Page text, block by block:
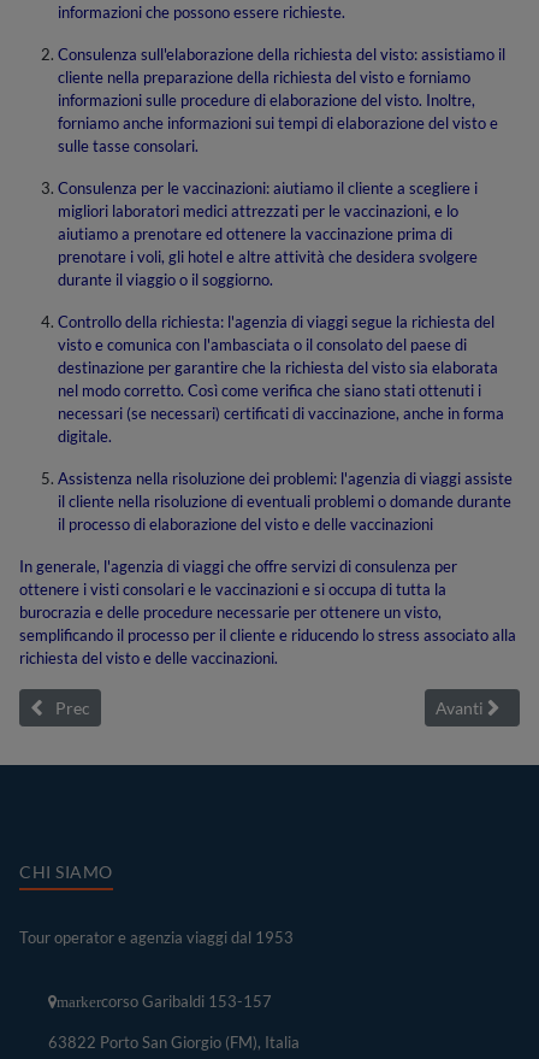
informazioni che possono essere richieste.
Consulenza sull'elaborazione della richiesta del visto: assistiamo il
cliente nella preparazione della richiesta del visto e forniamo
informazioni sulle procedure di elaborazione del visto. Inoltre,
forniamo anche informazioni sui tempi di elaborazione del visto e
sulle tasse consolari.
Consulenza per le vaccinazioni: aiutiamo il cliente a scegliere i
migliori laboratori medici attrezzati per le vaccinazioni, e lo
aiutiamo a prenotare ed ottenere la vaccinazione prima di
prenotare i voli, gli hotel e altre attività che desidera svolgere
durante il viaggio o il soggiorno.
Controllo della richiesta: l'agenzia di viaggi segue la richiesta del
visto e comunica con l'ambasciata o il consolato del paese di
destinazione per garantire che la richiesta del visto sia elaborata
nel modo corretto. Così come verifica che siano stati ottenuti i
necessari (se necessari) certificati di vaccinazione, anche in forma
digitale.
Assistenza nella risoluzione dei problemi: l'agenzia di viaggi assiste
il cliente nella risoluzione di eventuali problemi o domande durante
il processo di elaborazione del visto e delle vaccinazioni
In generale, l'agenzia di viaggi che offre servizi di consulenza per
ottenere i visti consolari e le vaccinazioni e si occupa di tutta la
burocrazia e delle procedure necessarie per ottenere un visto,
semplificando il processo per il cliente e riducendo lo stress associato alla
richiesta del visto e delle vaccinazioni.
Articolo precedente: Money transfer: un servizio essenziale per
Prec Articolo
Avanti
CHI SIAMO
Tour operator e agenzia viaggi dal 1953
markercorso Garibaldi 153-157
63822 Porto San Giorgio (FM), Italia